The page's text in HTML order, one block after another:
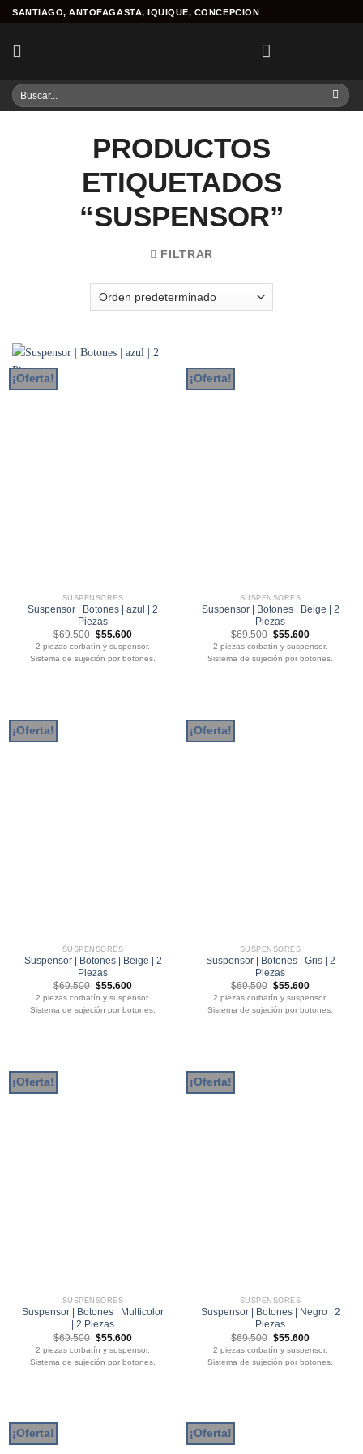
Skip
content
SANTIAGO, ANTOFAGASTA, IQUIQUE, CONCEPCION
Buscar
por:
PRODUCTOS
ETIQUETADOS
“SUSPENSOR”
FILTRAR
¡Oferta!
SUSPENSORES
Suspensor | Botones | azul | 2
Piezas
$69.500 El
precio
original
era:
$55.600El
precio
actual
es:
2 piezas corbatín y suspensor.
Sistema de sujeción por botones.
¡Oferta!
SUSPENSORES
Suspensor | Botones | Beige | 2
Piezas
$69.500 El
precio
original
era:
$55.600El
precio
actual
es:
2 piezas corbatín y suspensor.
Sistema de sujeción por botones.
¡Oferta!
SUSPENSORES
Suspensor | Botones | Beige | 2
Piezas
$69.500 El
precio
original
era:
$55.600El
precio
actual
es:
2 piezas corbatín y suspensor.
Sistema de sujeción por botones.
¡Oferta!
SUSPENSORES
Suspensor | Botones | Gris | 2
Piezas
$69.500 El
precio
original
era:
$55.600El
precio
actual
es:
2 piezas corbatín y suspensor.
Sistema de sujeción por botones.
¡Oferta!
SUSPENSORES
Suspensor | Botones | Multicolor
| 2 Piezas
$69.500 El
precio
original
era:
$55.600El
actual
es:
2 piezas corbatín y suspensor.
Sistema de sujeción por botones.
¡Oferta!
SUSPENSORES
Suspensor | Botones | Negro | 2
Piezas
$69.500 El
precio
original
era:
$55.600El
actual
es:
2 piezas corbatín y suspensor.
Sistema de sujeción por botones.
¡Oferta! ¡Oferta!